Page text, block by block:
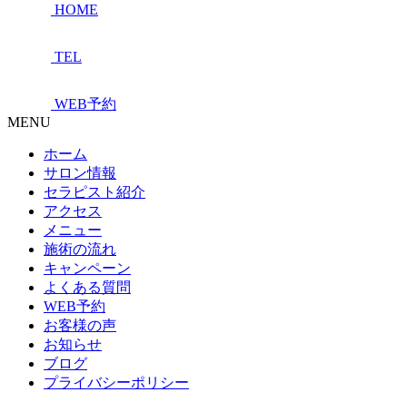
HOME
TEL
WEB予約
MENU
ホーム
サロン情報
セラピスト紹介
アクセス
メニュー
施術の流れ
キャンペーン
よくある質問
WEB予約
お客様の声
お知らせ
ブログ
プライバシーポリシー